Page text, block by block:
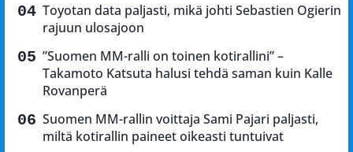
Toyotan data paljasti, mikä johti Sebastien Ogierin
rajuun ulosajoon
”Suomen MM-ralli on toinen kotirallini” –
Takamoto Katsuta halusi tehdä saman kuin Kalle
Rovanperä
Suomen MM-rallin voittaja Sami Pajari paljasti,
miltä kotirallin paineet oikeasti tuntuivat